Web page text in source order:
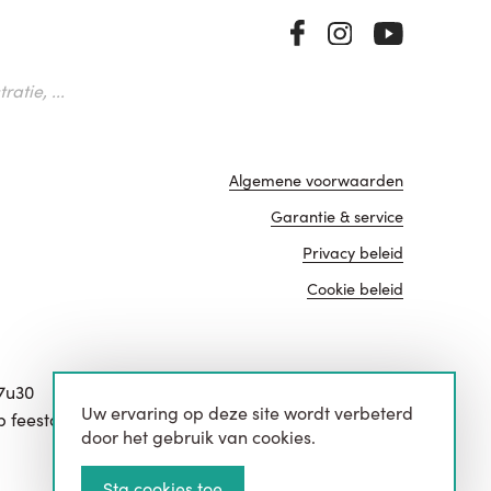
...
feestdagen.
Algemene voorwaarden
Garantie & service
Privacy beleid
Cookie beleid
website door
Uw ervaring op deze site wordt verbeterd
door het gebruik van cookies.